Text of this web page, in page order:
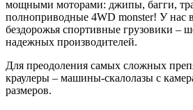
мощными моторами: джипы, багги,
полноприводные 4WD monster! У нас
бездорожья спортивные грузовики –
надежных производителей.
Для преодоления самых сложных
краулеры – машины-скалолазы с
размеров.